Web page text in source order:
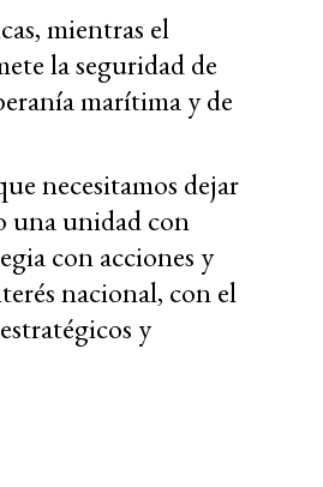
mientras el
la seguridad de
marítima y de
necesitamos dejar
una unidad con
con acciones y
nacional, con el
y